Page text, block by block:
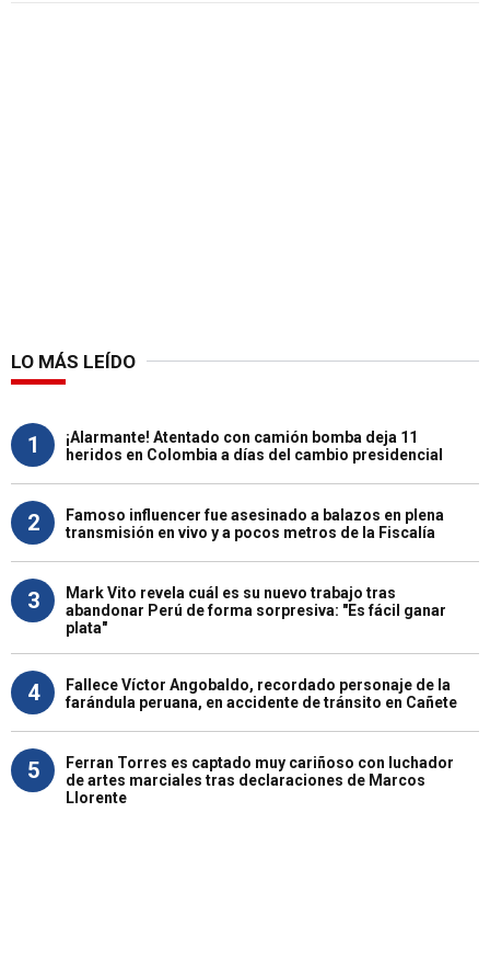
LO MÁS LEÍDO
1
¡Alarmante! Atentado con camión bomba deja 11
heridos en Colombia a días del cambio presidencial
2
Famoso influencer fue asesinado a balazos en plena
transmisión en vivo y a pocos metros de la Fiscalía
3
Mark Vito revela cuál es su nuevo trabajo tras
abandonar Perú de forma sorpresiva: "Es fácil ganar
plata"
4
Fallece Víctor Angobaldo, recordado personaje de la
farándula peruana, en accidente de tránsito en Cañete
5
Ferran Torres es captado muy cariñoso con luchador
de artes marciales tras declaraciones de Marcos
Llorente